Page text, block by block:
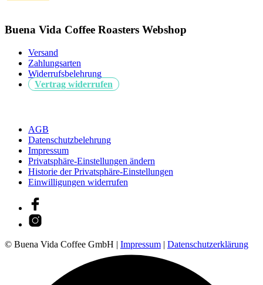
Buena Vida Coffee Roasters Webshop
Versand
Zahlungsarten
Widerrufsbelehrung
Vertrag widerrufen
AGB
Datenschutzbelehrung
Impressum
Privatsphäre-Einstellungen ändern
Historie der Privatsphäre-Einstellungen
Einwilligungen widerrufen
© Buena Vida Coffee GmbH | Impressum | Datenschutzerklärung